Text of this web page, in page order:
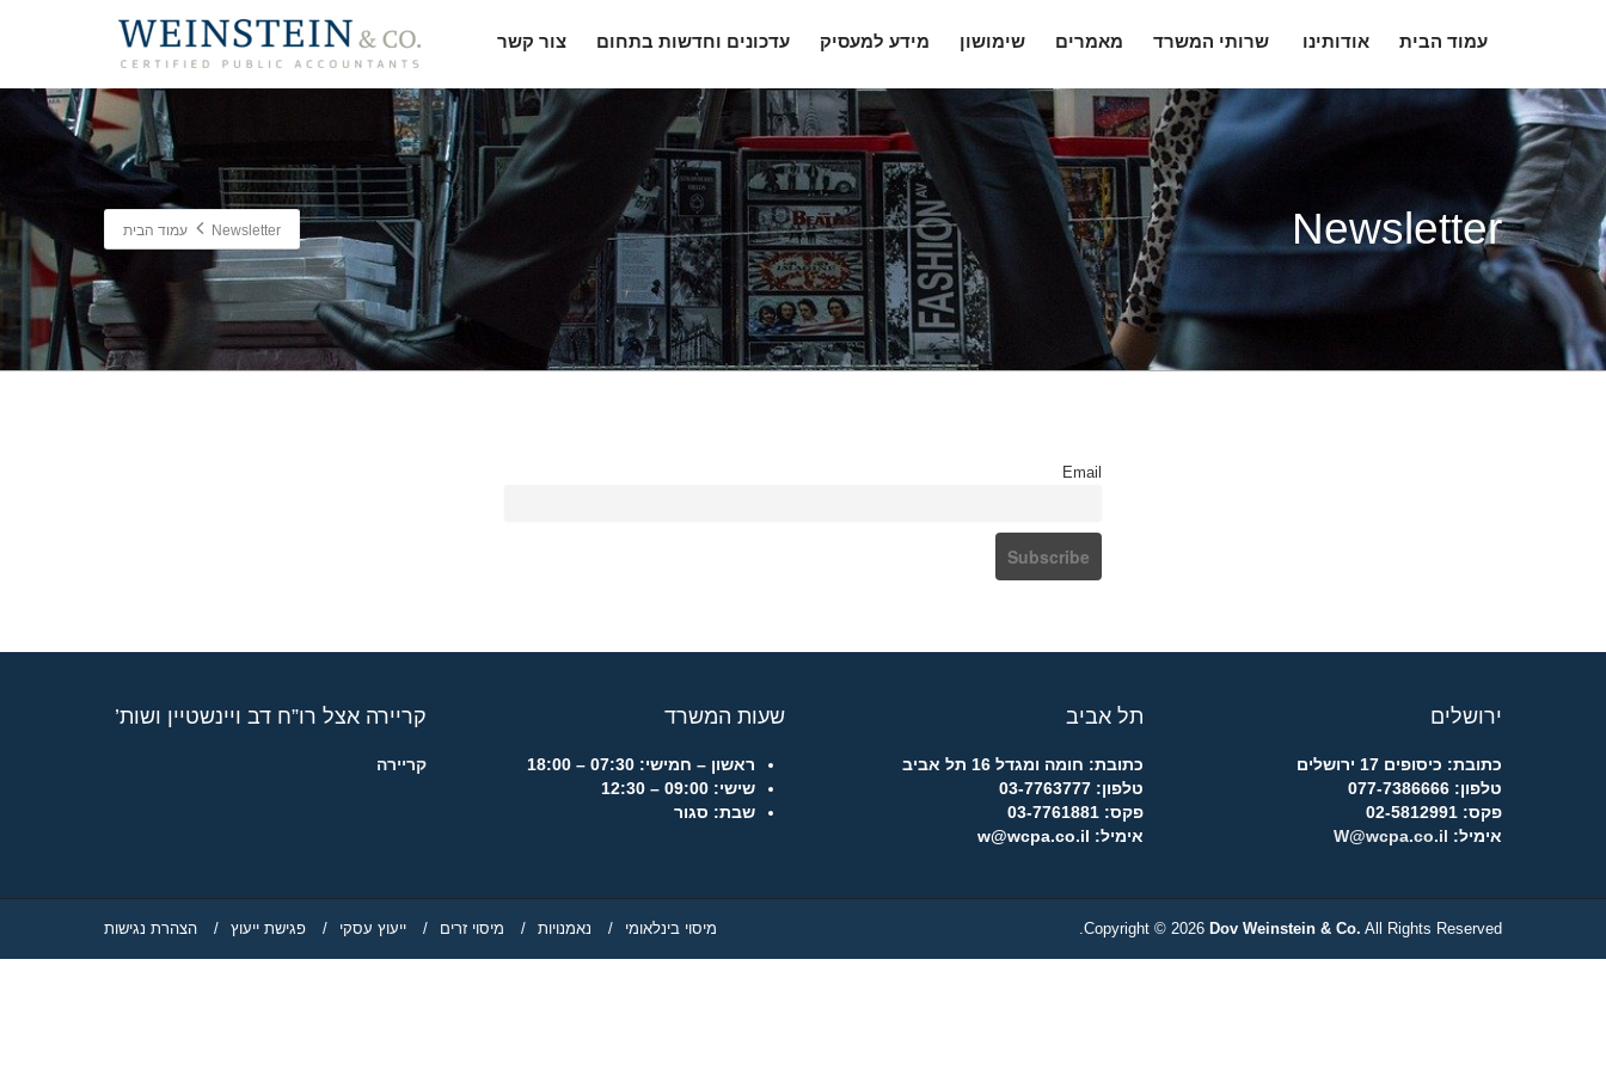
עמוד הבית אודותינו שרותי המשרד מאמרים שימושון מידע למעסיק עדכונים וחדשות בתחום צור קשר
Newsletter
Newsletter עמוד הבית
Email
קריירה אצל רו”ח דב ויינשטיין ושות’
קריירה
שעות המשרד
ראשון – חמישי: 07:30 – 18:00
שישי: 09:00 – 12:30
שבת: סגור
תל אביב
כתובת: חומה ומגדל 16 תל אביב
טלפון: 03-7763777
פקס: 03-7761881
אימיל: w@wcpa.co.il
ירושלים
כתובת: כיסופים 17 ירושלים
טלפון: 077-7386666
פקס: 02-5812991
אימיל: W@wcpa.co.il
Copyright © 2026 Dov Weinstein & Co. All Rights Reserved. מיסוי בינלאומי / נאמנויות / מיסוי זרים / ייעוץ עסקי / פגישת ייעוץ / הצהרת נגישות